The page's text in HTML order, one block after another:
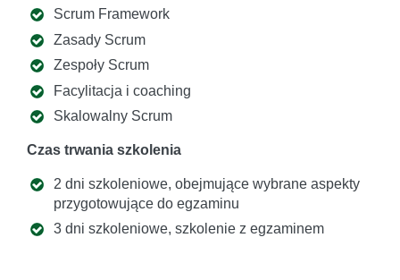
Scrum Framework
Zasady Scrum
Zespoły Scrum
Facylitacja i coaching
Skalowalny Scrum
Czas trwania szkolenia
2 dni szkoleniowe, obejmujące wybrane aspekty
przygotowujące do egzaminu
3 dni szkoleniowe, szkolenie z egzaminem